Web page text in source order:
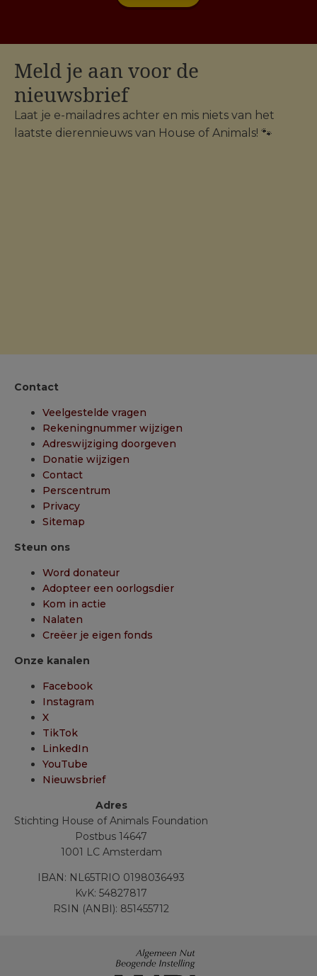
Meld je aan voor de
nieuwsbrief
Laat je e-mailadres achter en mis niets van het
laatste dierennieuws van House of Animals! 🐾
Contact
Veelgestelde vragen
Rekeningnummer wijzigen
Adreswijziging doorgeven
Donatie wijzigen
Contact
Perscentrum
Privacy
Sitemap
Steun ons
Word donateur
Adopteer een oorlogsdier
Kom in actie
Nalaten
Creëer je eigen fonds
Onze kanalen
Facebook
Instagram
X
TikTok
LinkedIn
YouTube
Nieuwsbrief
Adres
Stichting House of Animals Foundation
Postbus 14647
1001 LC Amsterdam
IBAN: NL65TRIO 0198036493
KvK: 54827817
RSIN (ANBI): 851455712